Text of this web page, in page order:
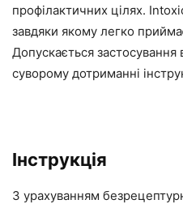
профілактичних цілях.
завдяки якому легко
Допускається
суворому дотриманні
Інструкція
З урахуванням